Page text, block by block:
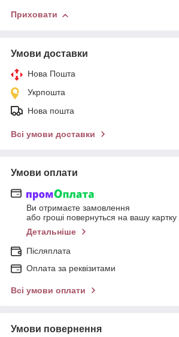
Приховати
Умови доставки
Нова Пошта
Укрпошта
Нова пошта
Всі умови доставки
Умови оплати
Ви отримаєте замовлення
або гроші повернуться на вашу картку
Детальніше
Післяплата
Оплата за реквізитами
Всі умови оплати
Умови повернення